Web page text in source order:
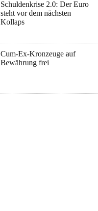
Schuldenkrise 2.0: Der Euro
steht vor dem nächsten
Kollaps
Cum-Ex-Kronzeuge auf
Bewährung frei